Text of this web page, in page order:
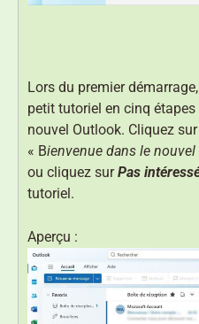
Lors du premier
petit tutoriel en cinq
nouvel Outlook. Cliquez sur
« Bienvenue dans le
ou cliquez surPas
tutoriel.
Aperçu :